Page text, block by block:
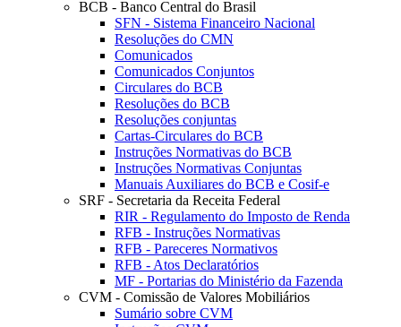
BCB - Banco Central do Brasil
SFN - Sistema Financeiro Nacional
Resoluções do CMN
Comunicados
Comunicados Conjuntos
Circulares do BCB
Resoluções do BCB
Resoluções conjuntas
Cartas-Circulares do BCB
Instruções Normativas do BCB
Instruções Normativas Conjuntas
Manuais Auxiliares do BCB e Cosif-e
SRF - Secretaria da Receita Federal
RIR - Regulamento do Imposto de Renda
RFB - Instruções Normativas
RFB - Pareceres Normativos
RFB - Atos Declaratórios
MF - Portarias do Ministério da Fazenda
CVM - Comissão de Valores Mobiliários
Sumário sobre CVM